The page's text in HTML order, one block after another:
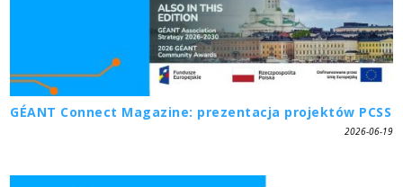
GÉANT Connect Magazine: prezentacja projektów PCSS
2026-06-19